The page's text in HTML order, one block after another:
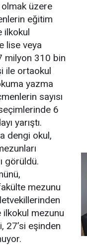
olmak üzere
eğitim
ilkokul
lise veya
milyon 310 bin
ile ortaokul
yazma
sayısı
6
yarıştı.
dengi okul,
görüldü.
mezunu
ilkokul mezunu
27’si eşinden